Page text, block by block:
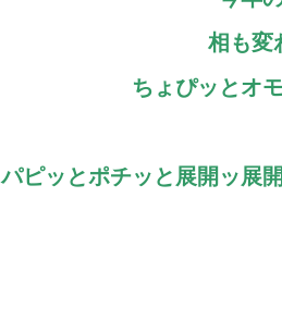
相も変
ちょぴッとオ
パピッとポチッと展開ッ展